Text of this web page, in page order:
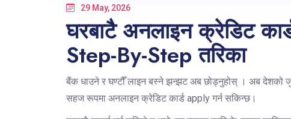
29 May, 2026
घरबाटै अनलाइन क्रेडिट
Step-By-Step तरिका
बैंक धाउने र घण्टौँ लाइन बस्ने झन्झट अब छोड्नुहोस् । अब देशको
सहज रूपमा अनलाइन क्रेडिट कार्ड apply गर्न सकिन्छ।